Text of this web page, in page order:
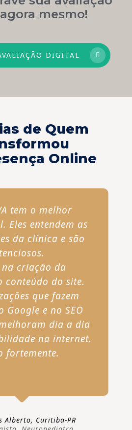
mesmo!
DIGITAL
de Quem
Online
tem o melhor
Eles entendem as
da clínica e são
criação da
conteúdo do site.
que fazem
e no SEO
dia a dia
na internet.
fortemente.
Alberto, Curitiba-PR